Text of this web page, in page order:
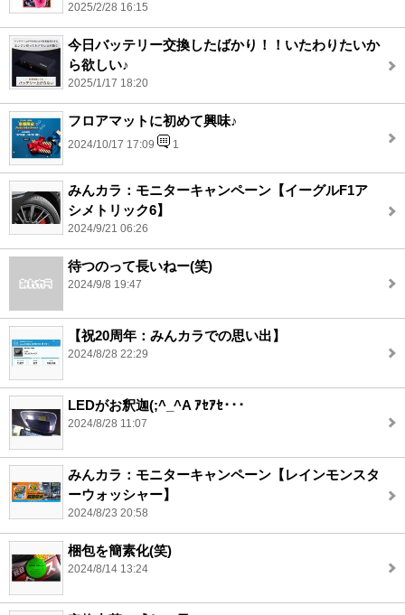
2025/2/28 16:15
今日バッテリー交換したばかり！！いたわりたいか
ら欲しい♪
2025/1/17 18:20
フロアマットに初めて興味♪
2024/10/17 17:09 1
みんカラ：モニターキャンペーン【イーグルF1ア
シメトリック6】
2024/9/21 06:26
待つのって長いねー(笑)
2024/9/8 19:47
【祝20周年：みんカラでの思い出】
2024/8/28 22:29
LEDがお釈迦(;^_^A ｱｾｱｾ･･･
2024/8/28 11:07
みんカラ：モニターキャンペーン【レインモンスタ
ーウォッシャー】
2024/8/23 20:58
梱包を簡素化(笑)
2024/8/14 13:24